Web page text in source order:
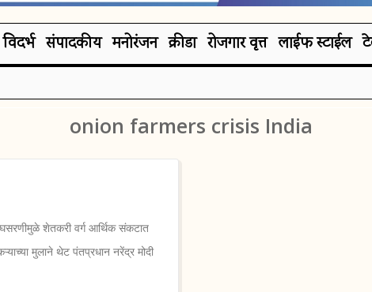
विदर्भ संपादकीय मनोरंजन क्रीडा रोजगार वृत्त लाईफ स्टाईल
onion farmers crisis India
घसरणीमुळे शेतकरी वर्ग आर्थिक संकटात
मुलाने थेट पंतप्रधान नरेंद्र मोदी